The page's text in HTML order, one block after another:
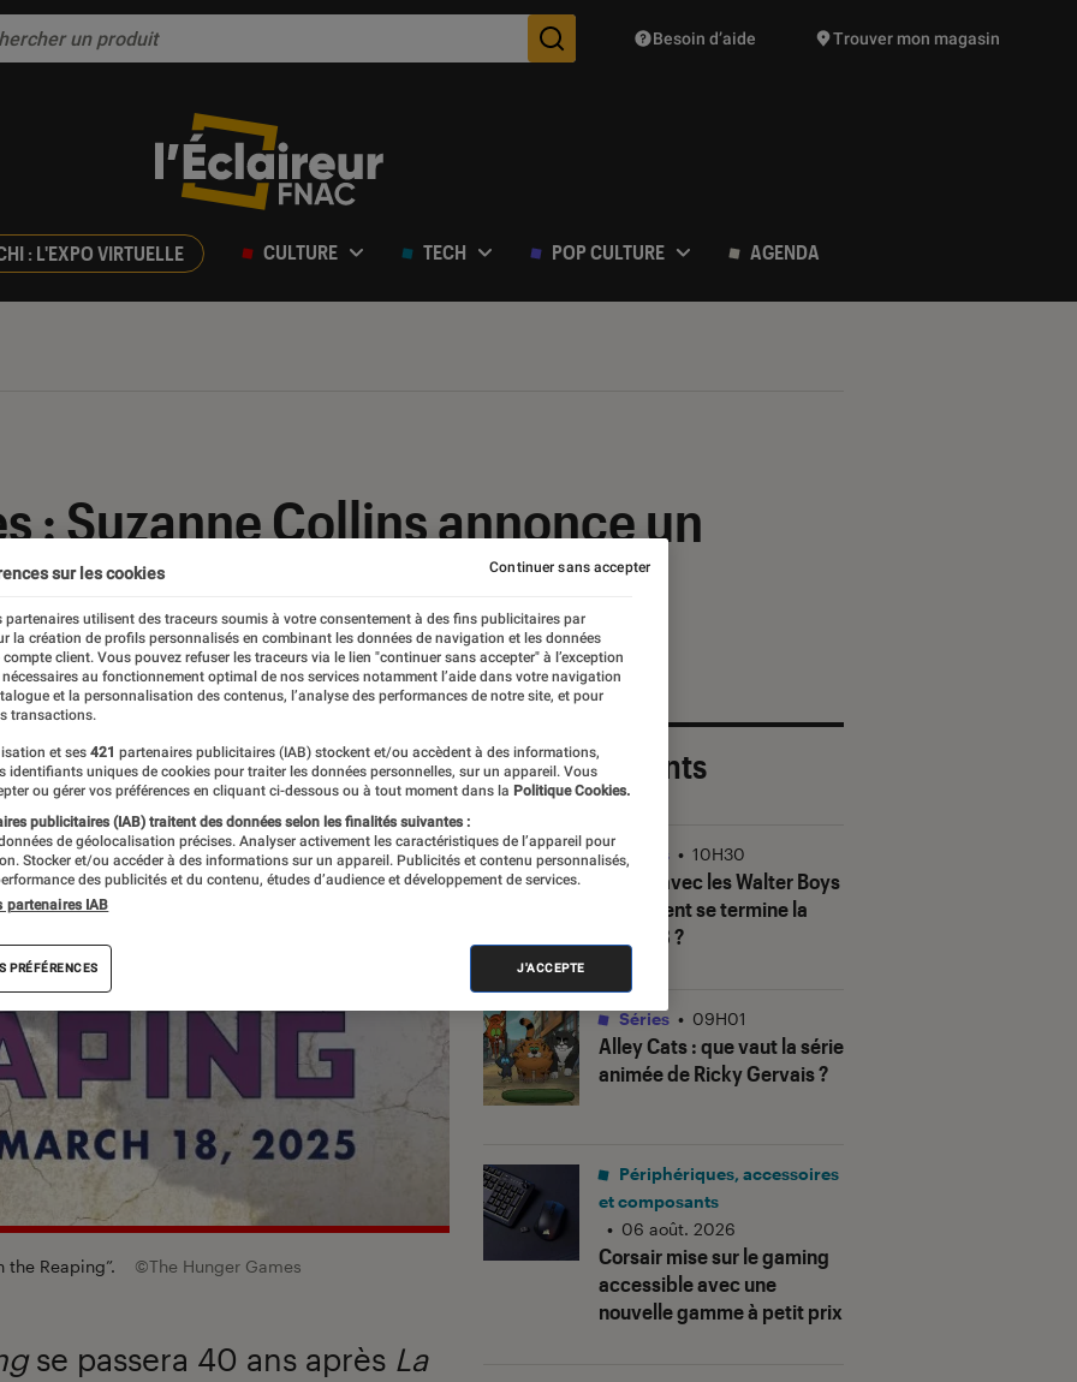
Des suggestions de produits vont vous être proposées
Besoin d’aide Trouver mon magasin
: L'EXPO VIRTUELLE CULTURE TECH POP CULTURE AGENDA
: Suzanne Collins annonce un
et un nouveau film
the Reaping”. ©The Hunger Games
se passera 40 ans après La
Les plus récents
Ma vie avec les Walter Boys
: comment se termine la
saison 3 ?
Séries • 10H30
Alley Cats: que vaut la série
animée de Ricky Gervais ?
Séries • 09H01
Corsair mise sur le gaming
accessible avec une
nouvelle gamme à petit prix
Périphériques, accessoires
et composants
• 06 août. 2026
sur les cookies
partenaires utilisent des traceurs soumis à votre consentement à des fins publicitaires par
la création de profils personnalisés en combinant les données de navigation et les données
client. Vous pouvez refuser les traceurs via le lien "continuer sans accepter" à l’exception
au fonctionnement optimal de nos services notamment l’aide dans votre navigation
et la personnalisation des contenus, l’analyse des performances de notre site, et pour
transactions.
et ses 421 partenaires publicitaires (IAB) stockent et/ou accèdent à des informations,
identifiants uniques de cookies pour traiter les données personnelles, sur un appareil. Vous
ou gérer vos préférences en cliquant ci-dessous ou à tout moment dans la Politique Cookies.
publicitaires (IAB) traitent des données selon les finalités suivantes :
de géolocalisation précises. Analyser activement les caractéristiques de l’appareil pour
Stocker et/ou accéder à des informations sur un appareil. Publicités et contenu personnalisés,
des publicités et du contenu, études d’audience et développement de services.
partenaires IAB
PRÉFÉRENCES J'ACCEPTE
Continuer sans accepter